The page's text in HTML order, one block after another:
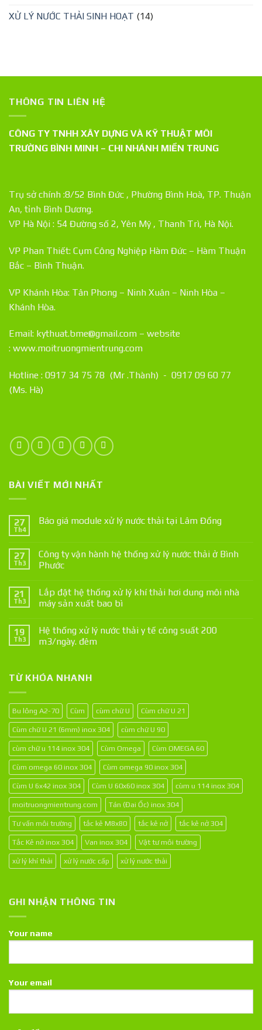
XỬ LÝ NƯỚC THẢI SINH HOẠT (14)
THÔNG TIN LIÊN HỆ
CÔNG TY TNHH XÂY DỰNG VÀ KỸ THUẬT MÔI
TRƯỜNG BÌNH MINH – CHI NHÁNH MIỀN TRUNG
Trụ sở chính :8/52 Bình Đức , Phường Bình Hoà, TP. Thuận
An, tỉnh Bình Dương.
VP Hà Nội : 54 Đường số 2, Yên Mỹ , Thanh Trì, Hà Nội.
VP Phan Thiết: Cụm Công Nghiệp Hàm Đức – Hàm Thuận
Bắc – Bình Thuận.
VP Khánh Hòa: Tân Phong – Ninh Xuân – Ninh Hòa –
Khánh Hòa.
Email: kythuat.bme@gmail.com – website
: www.moitruongmientrung.com
Hotline : 0917 34 75 78 (Mr .Thành) - 0917 09 60 77
(Ms. Hà)
BÀI VIẾT MỚI NHẤT
27
Th4
Báo giá module xử lý nước thải tại Lâm Đồng
27
Th3
Công ty vận hành hệ thống xử lý nước thải ở Bình
Phước
21
Th3
Lắp đặt hệ thống xử lý khí thải hơi dung môi nhà
máy sản xuất bao bì
19
Th3
Hệ thống xử lý nước thải y tế công suất 200
m3/ngày. đêm
TỪ KHÓA NHANH
Bu lông A2-70 Cùm cùm chữ U Cùm chữ U 21
Cùm chữ U 21 (6mm) inox 304 cùm chữ U 90
cùm chữ u 114 inox 304 Cùm Omega Cùm OMEGA 60
Cùm omega 60 inox 304 Cùm omega 90 inox 304
Cùm U 6x42 inox 304 Cùm U 60x60 inox 304 cùm u 114 inox 304
moitruongmientrung.com Tán (Đai Ốc) inox 304
Tư vấn môi trường tắc kê M8x80 tắc kê nở tắc kê nở 304
Tắc Kê nở inox 304 Van inox 304 Vật tư môi trường
xử lý khí thải xử lý nước cấp xử lý nước thải
GHI NHẬN THÔNG TIN
Your name
Your email